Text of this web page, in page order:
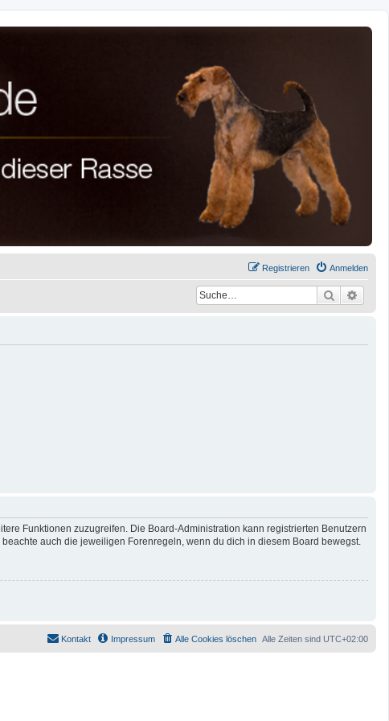
Anmelden
Registrieren
Suche
Funktionen zuzugreifen. Die Board-Administration kann registrierten Benutzern
auch die jeweiligen Forenregeln, wenn du dich in diesem Board bewegst.
Alle Zeiten sind UTC+02:00
Alle Cookies löschen
Impressum
Kontakt